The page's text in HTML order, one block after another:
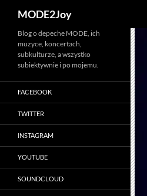
Przejdź
treści
MODE2Joy
Blog o depeche MODE, ich
muzyce, koncertach,
subkulturze, a wszystko
subiektywnie i po mojemu.
FACEBOOK
TWITTER
INSTAGRAM
YOUTUBE
SOUNDCLOUD